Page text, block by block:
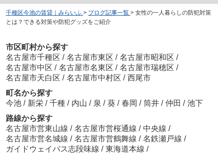
千種区今池の賃貸｜みらいふ > ブログ記事一覧 > 女性の一人暮らしの防犯対策
とは？できる対策や防犯グッズをご紹介
市区町村から探す
名古屋市千種区 / 名古屋市東区 / 名古屋市昭和区 /
名古屋市中区 / 名古屋市名東区 / 名古屋市瑞穂区 /
名古屋市天白区 / 名古屋市中村区 / 西尾市
町名から探す
今池 / 新栄 / 千種 / 内山 / 泉 / 葵 / 春岡 / 筒井 / 仲田 / 池下
路線から探す
名古屋市営東山線 / 名古屋市営桜通線 / 中央線 /
名古屋市営名城線 / 名古屋市営鶴舞線 / 名鉄瀬戸線 /
ガイドウェイバス志段味線 / 東海道本線 /